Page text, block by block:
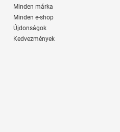
Minden márka
Minden e-shop
Újdonságok
Kedvezmények